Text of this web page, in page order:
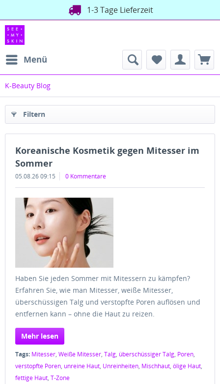
1-3 Tage Lieferzeit
Versand direkt aus Deutschland
Menü
K-Beauty Blog
Filtern
Koreanische Kosmetik gegen Mitesser im
Sommer
05.08.26 09:15 0 Kommentare
Haben Sie jeden Sommer mit Mitessern zu kämpfen?
Erfahren Sie, wie man Mitesser, weiße Mitesser,
überschüssigen Talg und verstopfte Poren auflösen und
entfernen kann – ohne die Haut zu reizen.
Mehr lesen
Tags: Mitesser, Weiße Mitesser, Talg, überschüssiger Talg, Poren,
verstopfte Poren, unreine Haut, Unreinheiten, Mischhaut, ölige Haut,
fettige Haut, T-Zone